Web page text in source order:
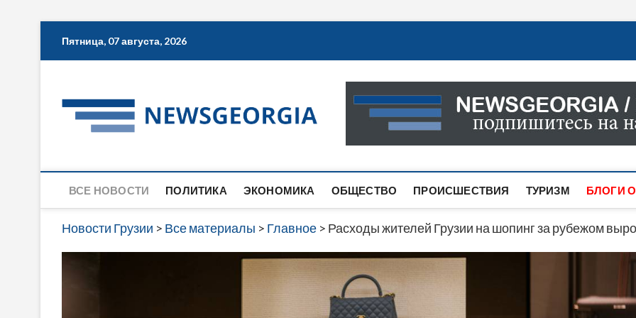
Пятница, 07 августа, 2026
Новости Грузии
САМАЯ АКТУАЛЬНАЯ ИНФОРМАЦИЯ О СОБЫТИЯХ
САЙТЕ ВЫ НАЙДЕТЕ НОВОСТИ ПОЛИТИКИ,
ВСЕ НОВОСТИ ПОЛИТИКА ЭКОНОМИКА ОБЩЕСТВО ПРОИСШЕСТВИЯ ТУРИЗМ БЛОГИ
Новости Грузии > Все материалы > Главное > Расходы жителей Грузии на шопинг за рубежом